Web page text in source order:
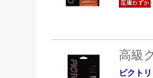
高級
ピクト